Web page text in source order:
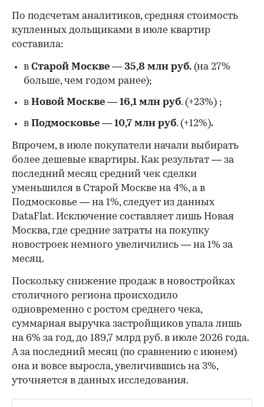
По подсчетам аналитиков, средняя стоимость
купленных дольщиками в июле квартир
составила:
в Старой Москве — 35,8 млн руб. (на 27%
больше, чем годом ранее);
в Новой Москве — 16,1 млн руб. (+23%) ;
в Подмосковье — 10,7 млн руб. (+12%).
Впрочем, в июле покупатели начали выбирать
более дешевые квартиры. Как результат — за
последний месяц средний чек сделки
уменьшился в Старой Москве на 4%, а в
Подмосковье — на 1%, следует из данных
DataFlat. Исключение составляет лишь Новая
Москва, где средние затраты на покупку
новостроек немного увеличились — на 1% за
месяц.
Поскольку снижение продаж в новостройках
столичного региона происходило
одновременно с ростом среднего чека,
суммарная выручка застройщиков упала лишь
на 6% за год, до 189,7 млрд руб. в июле 2026 года.
А за последний месяц (по сравнению с июнем)
она и вовсе выросла, увеличившись на 3%,
уточняется в данных исследования.